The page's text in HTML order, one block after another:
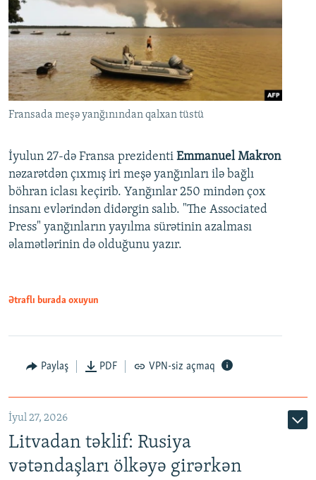
Fransada meşə yanğınından qalxan tüstü
İyulun 27-də Fransa prezidenti Emmanuel Makron
nəzarətdən çıxmış iri meşə yanğınları ilə bağlı
böhran iclası keçirib. Yanğınlar 250 mindən çox
insanı evlərindən didərgin salıb. "The Associated
Press" yanğınların yayılma sürətinin azalması
əlamətlərinin də olduğunu yazır.
Ətraflı burada oxuyun
Paylaş PDF VPN-siz açmaq
İyul 27, 2026
Litvadan təklif: Rusiya
vətəndaşları ölkəyə girərkən